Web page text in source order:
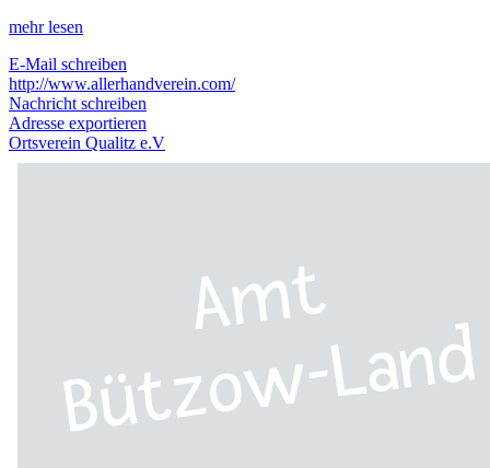
mehr lesen
E-Mail schreiben
http://www.allerhandverein.com/
Nachricht schreiben
Adresse exportieren
Ortsverein Qualitz e.V